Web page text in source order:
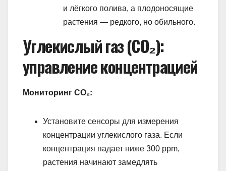
и лёгкого полива, а плодоносящие
растения — редкого, но обильного.
Углекислый газ (CO₂):
управление концентрацией
Мониторинг CO₂:
Установите сенсоры для измерения
концентрации углекислого газа. Если
концентрация падает ниже 300 ppm,
растения начинают замедлять